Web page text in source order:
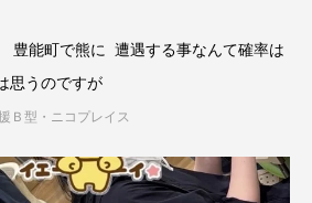
能町で熊に 遭遇する事なんて確率は
思うのですが
援Ｂ型・ニコプレイス